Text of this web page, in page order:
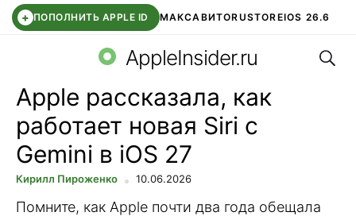
+ ПОПОЛНИТЬ APPLE ID МАКСАВИТОRUSTOREIOS 26.6
СБЕР КИДС ВТБ ОНЛАЙН ЧАТ В ROBLOX
AppleInsider.ru
Apple рассказала, как
работает новая Siri с
Gemini в iOS 27
Кирилл Пироженко 10.06.2026
Помните, как Apple почти два года обещала